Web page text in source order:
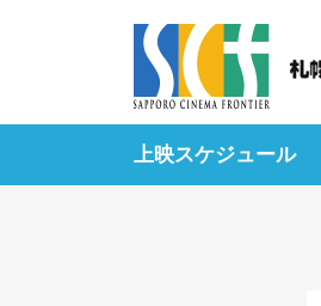
上映スケジュール